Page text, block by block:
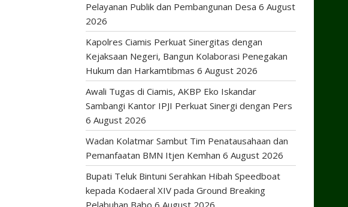
Pelayanan Publik dan Pembangunan Desa 6 August
2026
Kapolres Ciamis Perkuat Sinergitas dengan
Kejaksaan Negeri, Bangun Kolaborasi Penegakan
Hukum dan Harkamtibmas 6 August 2026
Awali Tugas di Ciamis, AKBP Eko Iskandar
Sambangi Kantor IPJI Perkuat Sinergi dengan Pers
6 August 2026
Wadan Kolatmar Sambut Tim Penatausahaan dan
Pemanfaatan BMN Itjen Kemhan 6 August 2026
Bupati Teluk Bintuni Serahkan Hibah Speedboat
kepada Kodaeral XIV pada Ground Breaking
Pelabuhan Babo 6 August 2026